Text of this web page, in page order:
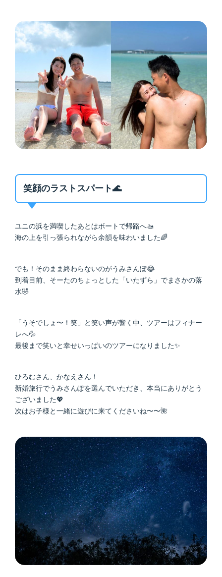
笑顔のラストスパート🌊
ユニの浜を満喫したあとはボートで帰路へ🚤
海の上を引っ張られながら余韻を味わいました🌈
でも！そのまま終わらないのがうみさんぽ😂
到着目前、そーたのちょっとした「いたずら」でまさかの落
水🤣
「うそでしょ〜！笑」と笑い声が響く中、ツアーはフィナー
レへ💦
最後まで笑いと幸せいっぱいのツアーになりました✨
ひろむさん、かなえさん！
新婚旅行でうみさんぽを選んでいただき、本当にありがとう
ございました💖
次はお子様と一緒に遊びに来てくださいね〜〜🌺